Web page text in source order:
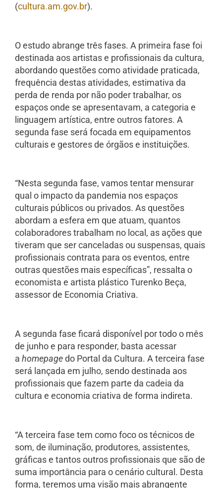
(cultura.am.gov.br).
O estudo abrange três fases. A primeira fase foi
destinada aos artistas e profissionais da cultura,
abordando questões como atividade praticada,
frequência destas atividades, estimativa da
perda de renda por não poder trabalhar, os
espaços onde se apresentavam, a categoria e
linguagem artística, entre outros fatores. A
segunda fase será focada em equipamentos
culturais e gestores de órgãos e instituições.
“Nesta segunda fase, vamos tentar mensurar
qual o impacto da pandemia nos espaços
culturais públicos ou privados. As questões
abordam a esfera em que atuam, quantos
colaboradores trabalham no local, as ações que
tiveram que ser canceladas ou suspensas, quais
profissionais contrata para os eventos, entre
outras questões mais específicas”, ressalta o
economista e artista plástico Turenko Beça,
assessor de Economia Criativa.
A segunda fase ficará disponível por todo o mês
de junho e para responder, basta acessar
a homepagedo Portal da Cultura. A terceira fase
será lançada em julho, sendo destinada aos
profissionais que fazem parte da cadeia da
cultura e economia criativa de forma indireta.
“A terceira fase tem como foco os técnicos de
som, de iluminação, produtores, assistentes,
gráficas e tantos outros profissionais que são de
suma importância para o cenário cultural. Desta
forma, teremos uma visão mais abrangente